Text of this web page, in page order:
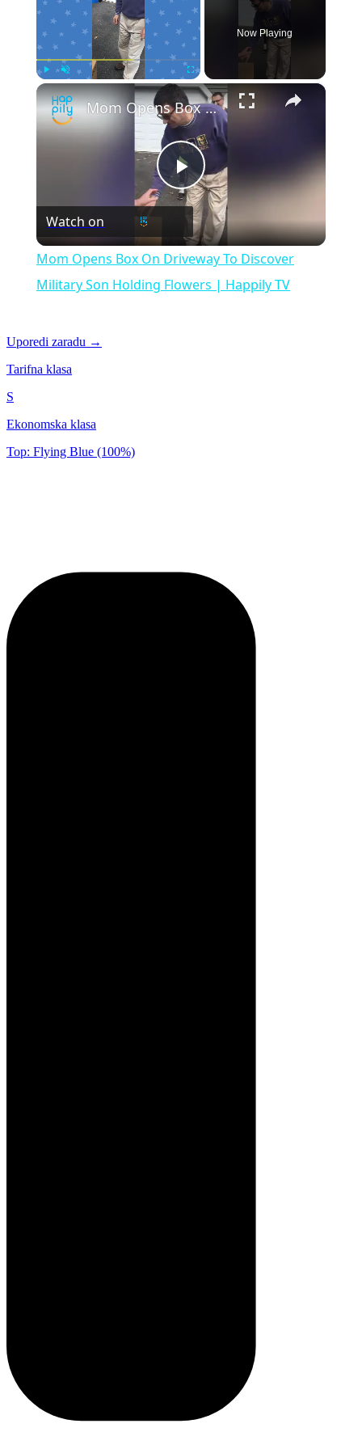
Fullscreen
Now Playing
×
Play
Video
Mom Opens Box On Driveway To Discover Military Son Holding Flowers | Happily TV
Watch on
Mom Opens Box On Driveway To Discover
Military Son Holding Flowers | Happily TV
Uporedi zaradu →
Tarifna klasa
S
Ekonomska klasa
Top: Flying Blue (100%)